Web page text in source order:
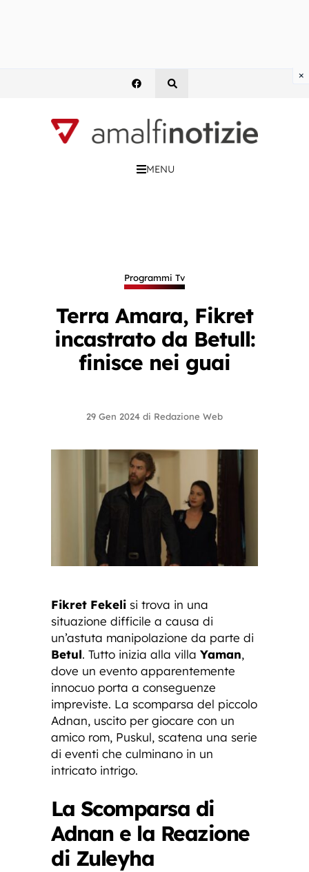
MENU
Programmi Tv
Terra Amara, Fikret
incastrato da Betull:
finisce nei guai
29 Gen 2024 di Redazione Web
Fikret Fekeli si trova in una
situazione difficile a causa di
un’astuta manipolazione da parte di
Betul. Tutto inizia alla villa Yaman,
dove un evento apparentemente
innocuo porta a conseguenze
impreviste. La scomparsa del piccolo
Adnan, uscito per giocare con un
amico rom, Puskul, scatena una serie
di eventi che culminano in un
intricato intrigo.
La Scomparsa di
Adnan e la Reazione
di Zuleyha
×